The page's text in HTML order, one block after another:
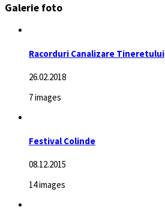
Galerie foto
Racorduri Canalizare Tineretului
26.02.2018
7 images
Festival Colinde
08.12.2015
14 images